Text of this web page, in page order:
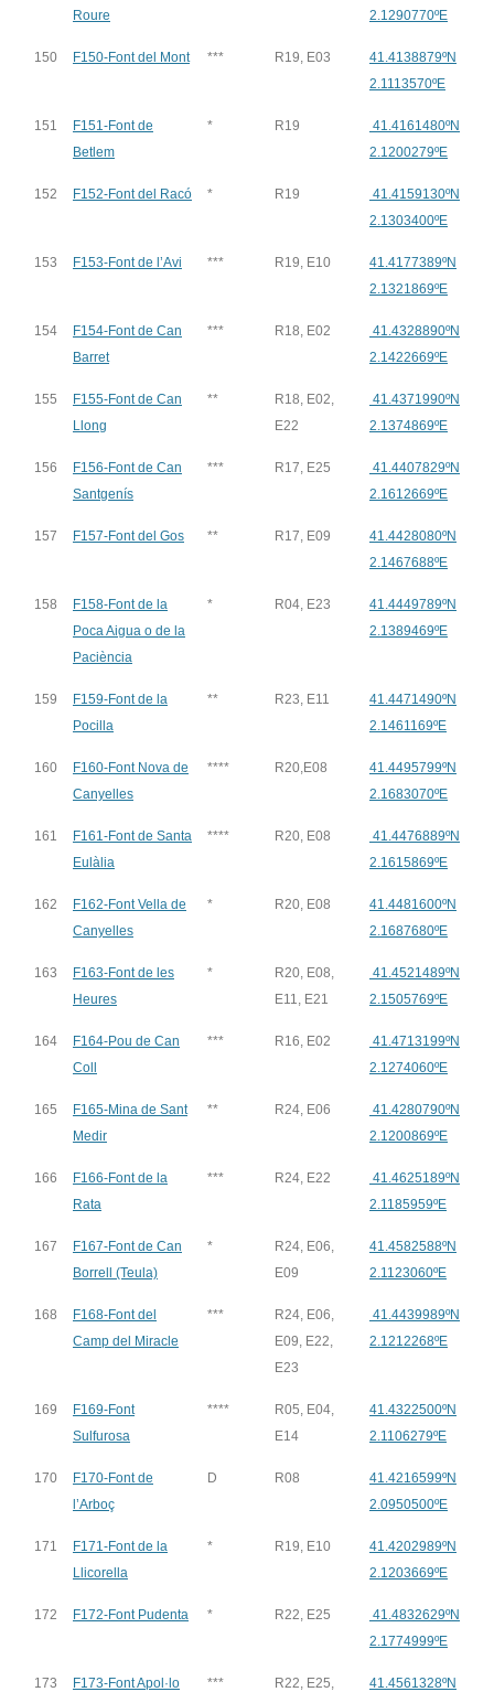
Roure 2.1290770ºE
150 F150-Font del Mont *** R19, E03
41.4138879ºN
2.1113570ºE
151
F151-Font de
Betlem
* R19
41.4161480ºN
2.1200279ºE
152 F152-Font del Racó * R19
41.4159130ºN
2.1303400ºE
153 F153-Font de l’Avi *** R19, E10
41.4177389ºN
2.1321869ºE
154
F154-Font de Can
Barret
*** R18, E02
41.4328890ºN
2.1422669ºE
155
F155-Font de Can
Llong
**
R18, E02,
E22
41.4371990ºN
2.1374869ºE
156
F156-Font de Can
Santgenís
*** R17, E25
41.4407829ºN
2.1612669ºE
157 F157-Font del Gos ** R17, E09
41.4428080ºN
2.1467688ºE
158
F158-Font de la
Poca Aigua o de la
Paciència
* R04, E23
41.4449789ºN
2.1389469ºE
159
F159-Font de la
Pocilla
** R23, E11
41.4471490ºN
2.1461169ºE
160
F160-Font Nova de
Canyelles
**** R20,E08
41.4495799ºN
2.1683070ºE
161
F161-Font de Santa
Eulàlia
**** R20, E08
41.4476889ºN
2.1615869ºE
162
F162-Font Vella de
Canyelles
* R20, E08
41.4481600ºN
2.1687680ºE
163
F163-Font de les
Heures
*
R20, E08,
E11, E21
41.4521489ºN
2.1505769ºE
164
F164-Pou de Can
Coll
*** R16, E02
41.4713199ºN
2.1274060ºE
165
F165-Mina de Sant
Medir
** R24, E06
41.4280790ºN
2.1200869ºE
166
F166-Font de la
Rata
*** R24, E22
41.4625189ºN
2.1185959ºE
167
F167-Font de Can
Borrell (Teula)
*
R24, E06,
E09
41.4582588ºN
2.1123060ºE
168
F168-Font del
Camp del Miracle
***
R24, E06,
E09, E22,
E23
41.4439989ºN
2.1212268ºE
169
F169-Font
Sulfurosa
****
R05, E04,
E14
41.4322500ºN
2.1106279ºE
170
F170-Font de
l’Arboç
D R08
41.4216599ºN
2.0950500ºE
171
F171-Font de la
Llicorella
* R19, E10
41.4202989ºN
2.1203669ºE
172 F172-Font Pudenta * R22, E25
41.4832629ºN
2.1774999ºE
173 F173-Font Apol·lo ***
R22, E25,
41.4561328ºN